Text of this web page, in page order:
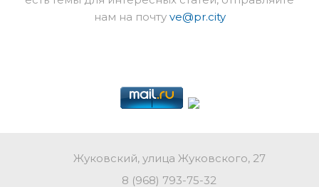
нам на почту ve@pr.city
Жуковский, улица Жуковского, 27
8 (968) 793-75-32